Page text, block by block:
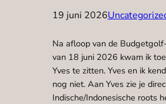
19 juni 2026
Na afloop van de
van 18 juni 2026 kwam ik
Yves te zitten. Yves en ik
nog niet. Aan Yves zie je
Indische/Indonesische roots